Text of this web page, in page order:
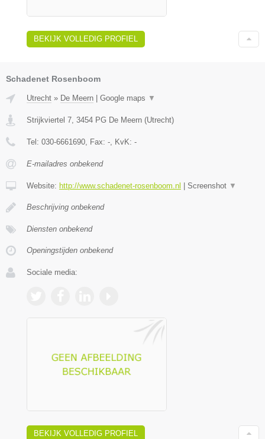
BEKIJK VOLLEDIG PROFIEL
Schadenet Rosenboom
Utrecht » De Meern | Google maps ▼
Strijkviertel 7 3454 PG De Meern (Utrecht)
Tel: 030-6661690 , Fax: - , KvK: -
E-mailadres onbekend
Website: http://www.schadenet-rosenboom.nl | Screenshot ▼
Beschrijving onbekend
Diensten onbekend
Openingstijden onbekend
Sociale media:
BEKIJK VOLLEDIG PROFIEL